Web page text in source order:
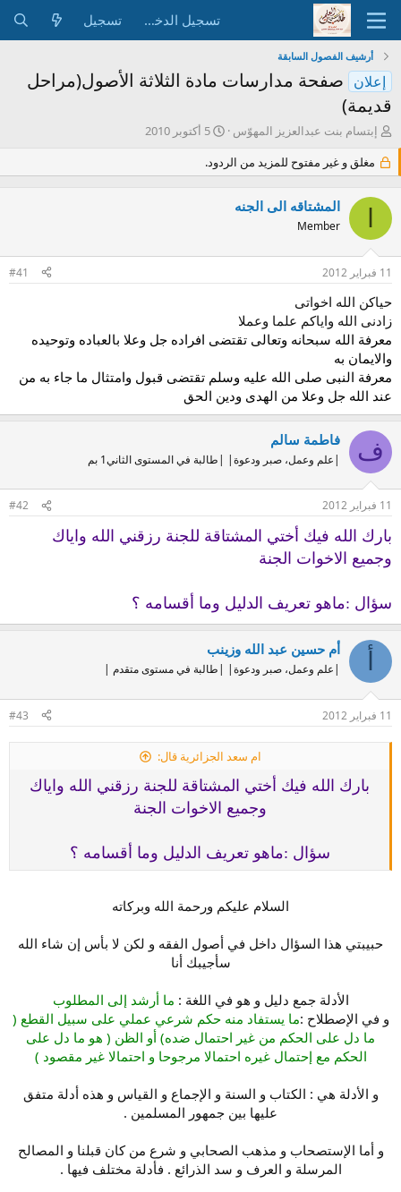
تسجيل الدخول تسجيل
أرشيف الفصول السابقة
إعلان صفحة مدارسات مادة الثلاثة الأصول(مراحل
قديمة)
ب
د
ئ
ا
م
و
ض
و
إبتسام بنت عبدالعزيز المهوّس
ت
ر
ي
د
5 أكتوبر 2010
مغلق و غير مفتوح للمزيد من الردود.
المشتاقه الى الجنه
Member
11 فبراير 2012 #41
حياكن الله اخواتى
زادنى الله واياكم علما وعملا
معرفة الله سبحانه وتعالى تقتضى افراده جل وعلا بالعباده وتوحيده
والايمان به
معرفة النبى صلى الله عليه وسلم تقتضى قبول وامتثال ما جاء به من
عند الله جل وعلا من الهدى ودين الحق
ف فاطمة سالم
|علم وعمل، صبر ودعوة| |طالبة في المستوى الثاني1 بم
11 فبراير 2012 #42
بارك الله فيك أختي المشتاقة للجنة رزقني الله واياك
وجميع الاخوات الجنة
سؤال :ماهو تعريف الدليل وما أقسامه ؟
أم حسين عبد الله وزينب
|علم وعمل، صبر ودعوة| |طالبة في مستوى متقدم |
11 فبراير 2012 #43
ام سعد الجزائرية قال:
بارك الله فيك أختي المشتاقة للجنة رزقني الله واياك
وجميع الاخوات الجنة
سؤال :ماهو تعريف الدليل وما أقسامه ؟
السلام عليكم ورحمة الله وبركاته
حبيبتي هذا السؤال داخل في أصول الفقه و لكن لا بأس إن شاء الله
سأجيبك أنا
الأدلة جمع دليل و هو في اللغة : ما أرشد إلى المطلوب
و في الإصطلاح :ما يستفاد منه حكم شرعي عملي على سبيل القطع (
ما دل على الحكم من غير احتمال ضده) أو الظن ( هو ما دل على
الحكم مع إحتمال غيره احتمالا مرجوحا و احتمالا غير مقصود )
و الأدلة هي : الكتاب و السنة و الإجماع و القياس و هذه أدلة متفق
عليها بين جمهور المسلمين .
و أما الإستصحاب و مذهب الصحابي و شرع من كان قبلنا و المصالح
المرسلة و العرف و سد الذرائع . فأدلة مختلف فيها .